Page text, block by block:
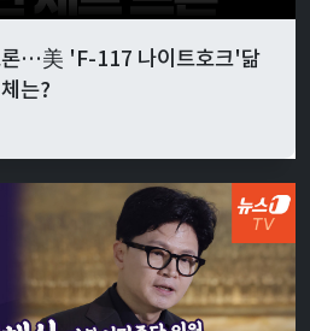
론…美 'F-117 나이트호크'닮
는?